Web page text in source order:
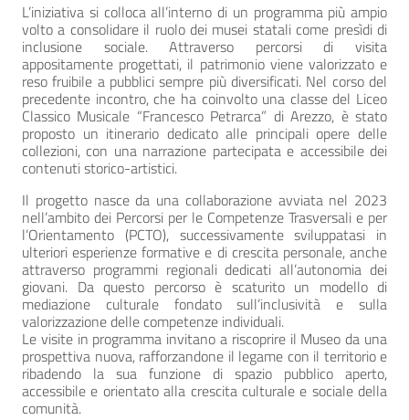
L’iniziativa si colloca all’interno di un programma più ampio
volto a consolidare il ruolo dei musei statali come presìdi di
inclusione sociale. Attraverso percorsi di visita
appositamente progettati, il patrimonio viene valorizzato e
reso fruibile a pubblici sempre più diversificati. Nel corso del
precedente incontro, che ha coinvolto una classe del Liceo
Classico Musicale “Francesco Petrarca” di Arezzo, è stato
proposto un itinerario dedicato alle principali opere delle
collezioni, con una narrazione partecipata e accessibile dei
contenuti storico-artistici.
Il progetto nasce da una collaborazione avviata nel 2023
nell’ambito dei Percorsi per le Competenze Trasversali e per
l’Orientamento (PCTO), successivamente sviluppatasi in
ulteriori esperienze formative e di crescita personale, anche
attraverso programmi regionali dedicati all’autonomia dei
giovani. Da questo percorso è scaturito un modello di
mediazione culturale fondato sull’inclusività e sulla
valorizzazione delle competenze individuali.
Le visite in programma invitano a riscoprire il Museo da una
prospettiva nuova, rafforzandone il legame con il territorio e
ribadendo la sua funzione di spazio pubblico aperto,
accessibile e orientato alla crescita culturale e sociale della
comunità.